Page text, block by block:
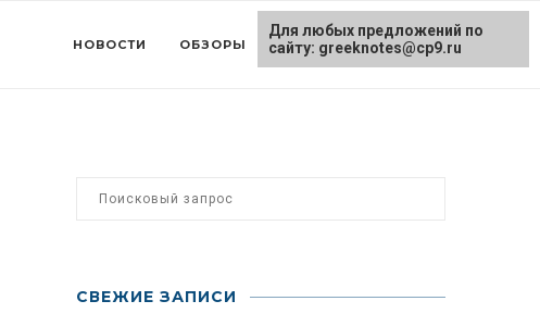
НОВОСТИ ОБЗОРЫ СТАТЬИ МЫ НА ДЗЕНЕ
СВЕЖИЕ ЗАПИСИ
Для любых предложений по
сайту: greeknotes@cp9.ru